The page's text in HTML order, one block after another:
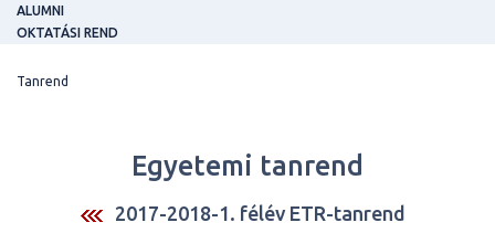
ALUMNI
OKTATÁSI REND
Tanrend
Egyetemi tanrend
2017-2018-1. félév ETR-tanrend